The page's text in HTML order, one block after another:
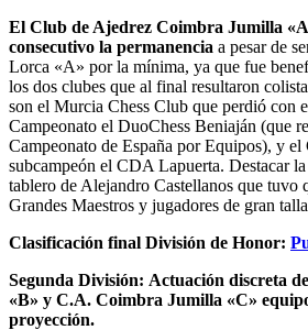
El Club de Ajedrez Coimbra Jumilla
consecutivo la permanencia a pesar de
Lorca «A» por la mínima, ya que fue
los dos clubes que al final resultaron
son el Murcia Chess Club que perdió con
Campeonato el DuoChess Beniaján (que
Campeonato de España por Equipos), y el
subcampeón el CDA Lapuerta. Destacar
tablero de Alejandro Castellanos que tuvo
Grandes Maestros y jugadores de gran
Clasificación final División de Honor:
Segunda División: Actuación discreta
«B» y C.A. Coimbra Jumilla «C»
proyección.